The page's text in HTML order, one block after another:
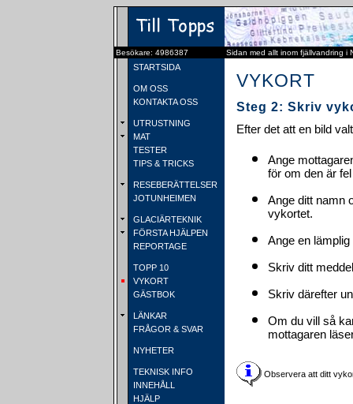
Besökare: 4986387 Sidan med allt inom fjällvandring i
STARTSIDA
OM OSS
KONTAKTA OSS
UTRUSTNING
MAT
TESTER
TIPS & TRICKS
RESEBERÄTTELSER
JOTUNHEIMEN
GLACIÄRTEKNIK
FÖRSTA HJÄLPEN
REPORTAGE
TOPP 10
VYKORT
GÄSTBOK
LÄNKAR
FRÅGOR & SVAR
NYHETER
TEKNISK INFO
INNEHÅLL
HJÄLP
VYKORT
Steg 2: Skriv
Efter det att en bild
Ange
för om den är
Ange ditt namn
vykortet.
Ange en lämplig
Skriv ditt
Skriv därefter
Om du vill så
mottagaren
Observera att ditt